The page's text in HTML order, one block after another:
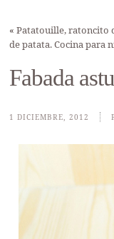
«Patatouille, ratoncito
de patata. Cocina para
Fabada
1 DICIEMBRE, 2012